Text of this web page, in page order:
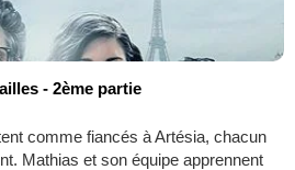
- 2ème partie
comme fiancés à Artésia, chacun
Mathias et son équipe apprennent